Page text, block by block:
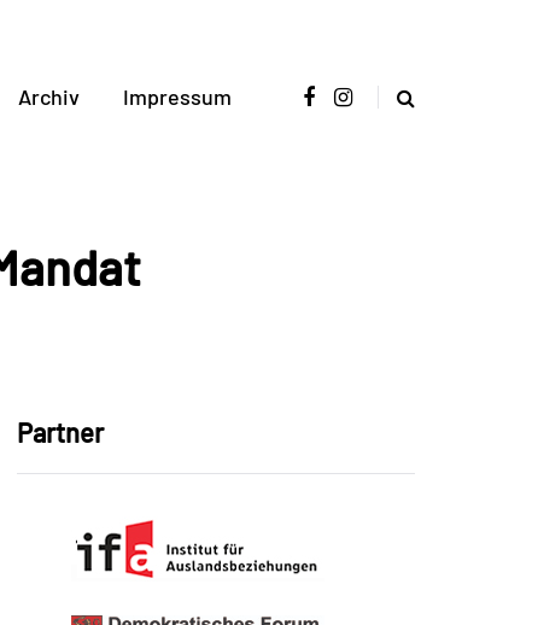
Archiv Impressum
Partner